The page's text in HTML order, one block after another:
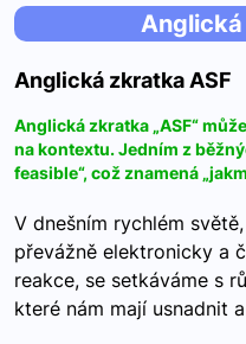
Anglická zkratka ASF
Anglická zkratka „ASF“
na kontextu. Jedním z
feasible“, což znamená
V dnešním rychlém
převážně elektronicky a
reakce, se setkáváme s
které nám mají usnadnit